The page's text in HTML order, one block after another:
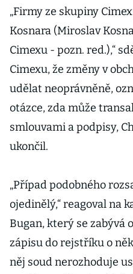
„Firmy ze skupiny
Kosnara (Miroslav
Cimexu - pozn. red.),“
Cimexu, že změny v
udělat neoprávněně,
otázce, zda může
smlouvami a podpisy,
ukončil.
„Případ podobného
ojedinělý,“ reagoval na
Bugan, který se zabývá
zápisu do rejstříku o
něj soud nerozhoduje